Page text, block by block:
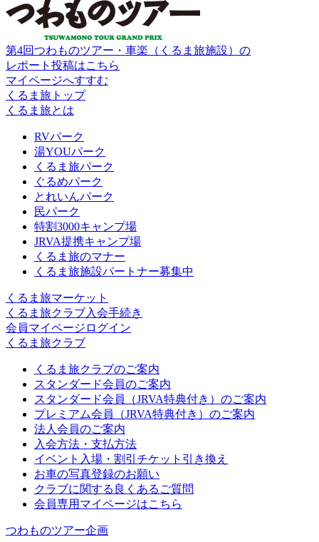
第4回つわものツアー・車楽（くるま旅施設）の
レポート投稿はこちら
マイページへすすむ
くるま旅トップ
くるま旅とは
RVパーク
湯YOUパーク
くるま旅パーク
ぐるめパーク
とれいんパーク
民パーク
特割3000キャンプ場
JRVA提携キャンプ場
くるま旅のマナー
くるま旅施設パートナー募集中
くるま旅マーケット
くるま旅クラブ入会手続き
会員マイページログイン
くるま旅クラブ
くるま旅クラブのご案内
スタンダード会員のご案内
スタンダード会員（JRVA特典付き）のご案内
プレミアム会員（JRVA特典付き）のご案内
法人会員のご案内
入会方法・支払方法
イベント入場・割引チケット引き換え
お車の写真登録のお願い
クラブに関する良くあるご質問
会員専用マイページはこちら
つわものツアー企画